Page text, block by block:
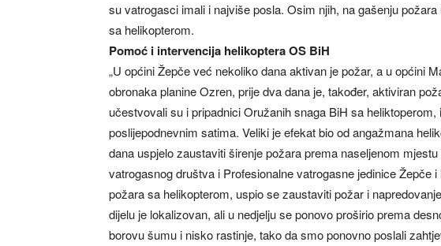
su vatrogasci imali i najviše posla. Osim njih, na gašenju
sa helikopterom.
Pomoć i intervencija helikoptera OS BiH
„U općini Žepče već nekoliko dana aktivan je požar, a u općini
obronaka planine Ozren, prije dva dana je, također, aktiviran
učestvovali su i pripadnici Oružanih snaga BiH sa
poslijepodnevnim satima. Veliki je efekat bio od angažmana
dana uspjelo zaustaviti širenje požara prema naseljenom
vatrogasnog društva i Profesionalne vatrogasne jedinice Žepče
požara sa helikopterom, uspio se zaustaviti požar i
dijelu je lokalizovan, ali u nedjelju se ponovo proširio prema
borovu šumu i nisko rastinje, tako da smo ponovno poslali